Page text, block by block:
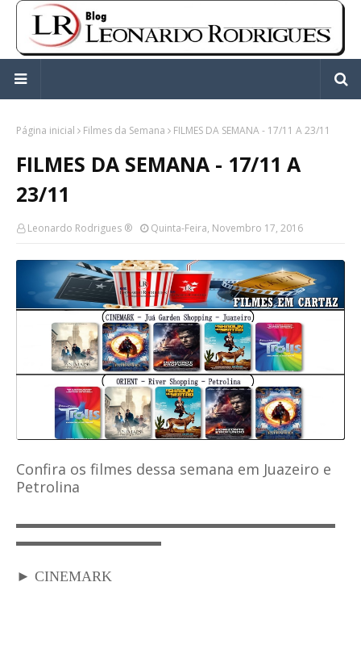
Página inicial Filmes da Semana FILMES DA SEMANA - 17/11 A 23/11
FILMES DA SEMANA - 17/11 A
23/11
Leonardo Rodrigues ® Quinta-Feira, Novembro 17, 2016
Confira os filmes dessa semana em Juazeiro e
Petrolina
▬▬▬▬▬▬▬▬▬▬▬▬▬▬▬▬▬▬▬▬▬▬
▬▬▬▬▬▬▬▬▬▬
► CINEMARK